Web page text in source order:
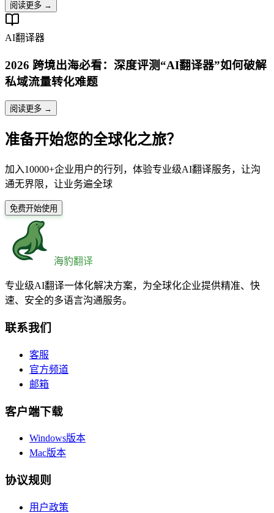
阅读更多 →
AI翻译器
2026 跨境出海必看：深度评测“AI翻译器”如何破解
私域流量转化难题
阅读更多 →
准备开始您的全球化之旅？
加入10000+企业用户的行列，体验专业级AI翻译服务，让沟
通无界限，让业务遍全球
免费开始使用
海豹翻译
专业级AI翻译一体化解决方案，为全球化企业提供精准、快
速、安全的多语言沟通服务。
联系我们
客服
官方频道
邮箱
客户端下载
Windows版本
Mac版本
协议规则
用户政策